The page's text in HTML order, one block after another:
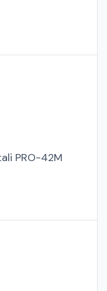
PRO-42M